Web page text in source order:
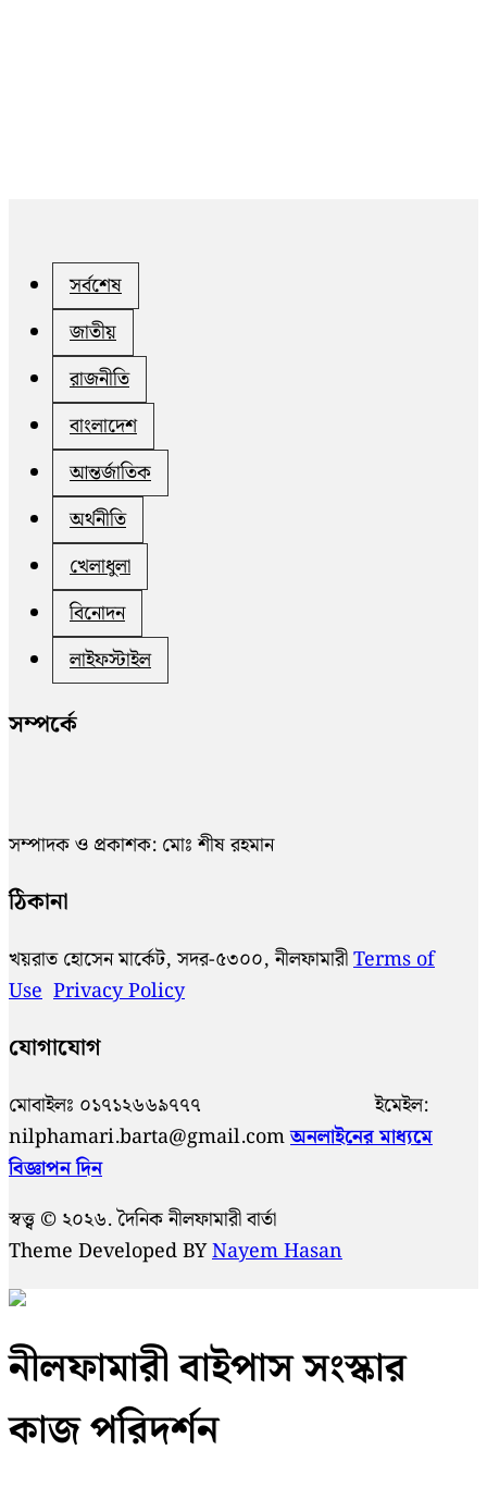
সর্বশেষ
জাতীয়
রাজনীতি
বাংলাদেশ
আন্তর্জাতিক
অর্থনীতি
খেলাধুলা
বিনোদন
লাইফস্টাইল
সম্পর্কে
সম্পাদক ও প্রকাশক: মোঃ শীষ রহমান
ঠিকানা
খয়রাত হোসেন মার্কেট, সদর-৫৩০০, নীলফামারীTerms of
Use Privacy Policy
যোগাযোগ
মোবাইলঃ ০১৭১২৬৬৯৭৭৭ ইমেইল:
nilphamari.barta@gmail.comঅনলাইনের মাধ্যমে
বিজ্ঞাপন দিন
স্বত্ত্ব © ২০২৬. দৈনিক নীলফামারী বার্তা
Theme Developed BYNayem Hasan
নীলফামারী বাইপাস সংস্কার
কাজ পরিদর্শন